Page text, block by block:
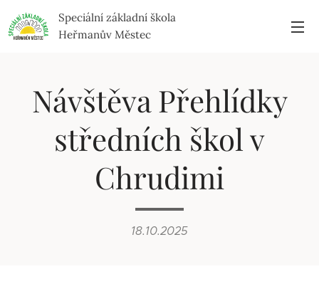
Speciální základní škola
Heřmanův Městec
Návštěva Přehlídky
středních škol v
Chrudimi
18.10.2025